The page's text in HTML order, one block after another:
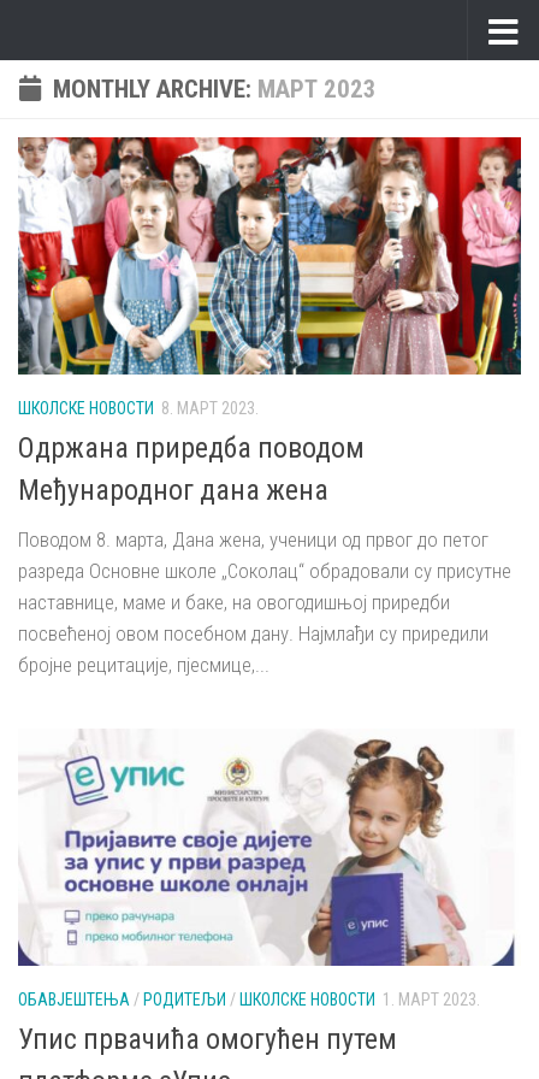
MONTHLY ARCHIVE: МАРТ 2023
ШКОЛСКЕ НОВОСТИ 8. МАРТ 2023.
Одржана приредба поводом
Међународног дана жена
Поводом 8. марта, Дана жена, ученици од првог до петог
разреда Основне школе „Соколац“ обрадовали су присутне
наставнице, маме и баке, на овогодишњој приредби
посвећеној овом посебном дану. Најмлађи су приредили
бројне рецитације, пјесмице,...
ОБАВЈЕШТЕЊА / РОДИТЕЉИ / ШКОЛСКЕ НОВОСТИ 1. МАРТ 2023.
Упис првачића омогућен путем